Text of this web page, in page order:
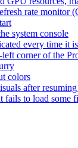
rate monitor
system console
every time it
corner of the
colors
after
to load some